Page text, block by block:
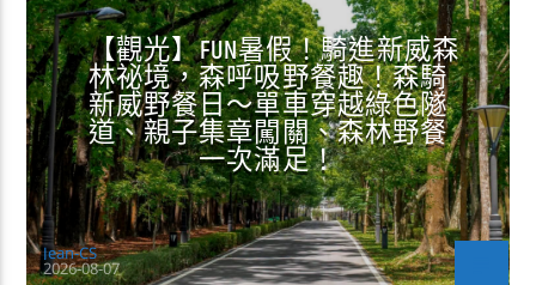
【觀光】FUN暑假！騎進新威森
林祕境，森呼吸野餐趣！森騎
新威野餐日～單車穿越綠色隧
道、親子集章闖關、森林野餐
一次滿足！
Jean-CS
2026-08-07